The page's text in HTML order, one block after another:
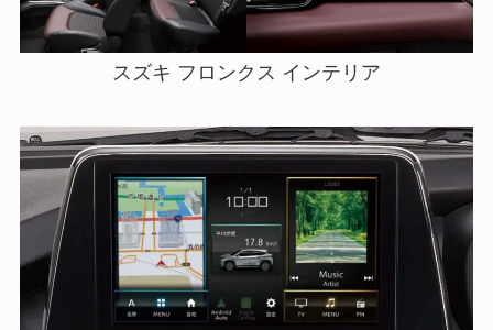
スズキ フロンクス インテリア